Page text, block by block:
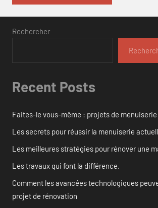
Rechercher
Recent Posts
Faites-le vous-même : projets de
Les secrets pour réussir la menuiserie
Les meilleures stratégies pour rénover une
Les travaux qui font la différence.
Comment les avancées technologiques
projet de rénovation